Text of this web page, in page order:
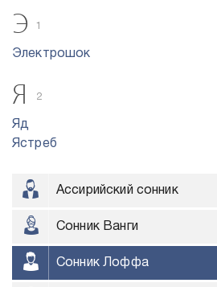
Э 1
Электрошок
Я 2
Яд
Ястреб
Ассирийский сонник
Сонник Ванги
Сонник Лоффа